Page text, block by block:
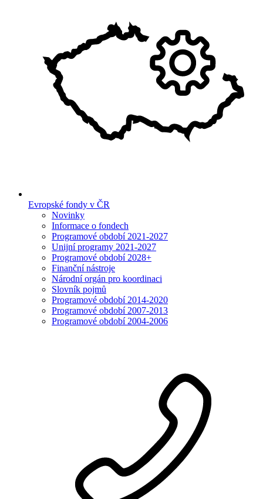
Evropské fondy v ČR
Novinky
Informace o fondech
Programové období 2021-2027
Unijní programy 2021-2027
Programové období 2028+
Finanční nástroje
Národní orgán pro koordinaci
Slovník pojmů
Programové období 2014-2020
Programové období 2007-2013
Programové období 2004-2006